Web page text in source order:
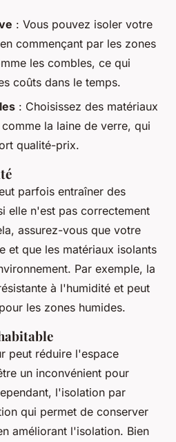
: Vous pouvez isoler votre
commençant par les zones
les combles, ce qui
coûts dans le temps.
: Choisissez des matériaux
la laine de verre, qui
qualité-prix.
parfois entraîner des
elle n'est pas correctement
assurez-vous que votre
et que les matériaux isolants
Par exemple, la
à l'humidité et peut
les zones humides.
peut réduire l'espace
un inconvénient pour
l'isolation par
qui permet de conserver
améliorant l'isolation. Bien